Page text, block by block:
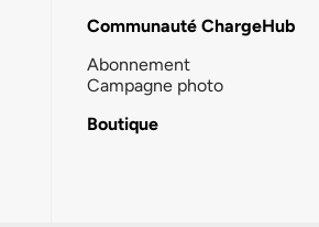
Communauté ChargeHub
Abonnement
Campagne photo
Boutique